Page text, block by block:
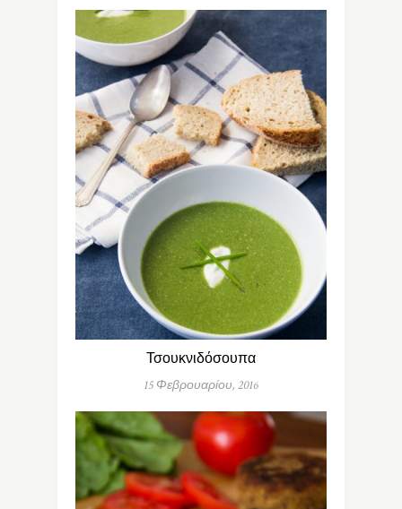
Τσουκνιδόσουπα
15 Φεβρουαρίου, 2016